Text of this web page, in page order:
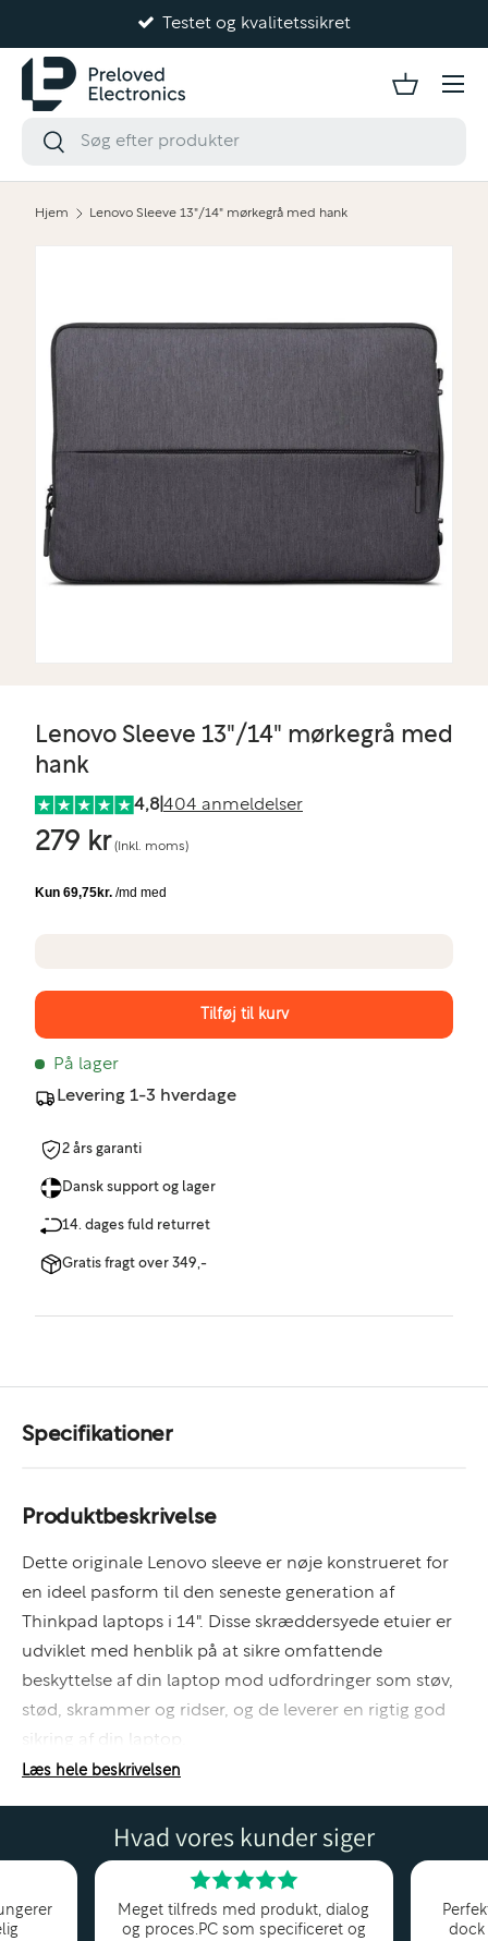
Testet og kvalitetssikret
Hjem Lenovo Sleeve 13"/14" mørkegrå med hank
Lenovo Sleeve 13"/14" mørkegrå med
hank
4,8|404 anmeldelser
279 kr(Inkl. moms)
Tilføj til kurv
På lager
Levering 1-3 hverdage
2 års garanti
Dansk support og lager
14. dages fuld returret
Gratis fragt over 349,-
Produktbeskrivelse
Dette originale Lenovo sleeve er nøje konstrueret for
en ideel pasform til den seneste generation af
Thinkpad laptops i 14". Disse skræddersyede etuier er
udviklet med henblik på at sikre omfattende
beskyttelse af din laptop mod udfordringer som støv,
stød, skrammer og ridser, og de leverer en rigtig god
sikring af din laptop.
Nyt produkt i original indpakning.
Læs hele beskrivelsen
Specifikationer
Hvad vores kunder siger
Meget tilfreds med produkt, dialog
og proces.PC som specificeret og
dock